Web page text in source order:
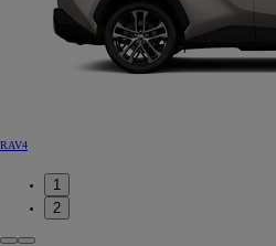
RAV4
1
2